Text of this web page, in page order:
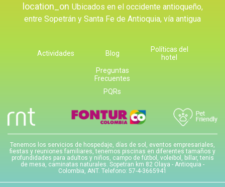
location_on Ubicados en el occidente antioqueño,
entre Sopetrán y Santa Fe de Antioquia, vía antigua
Actividades Blog
Políticas del
hotel
Preguntas
Frecuentes
PQRs
Tenemos los servicios de hospedaje, días de sol, eventos empresariales,
fiestas y reuniones familiares, tenemos piscinas en diferentes tamaños y
profundidades para adultos y niños, campo de fútbol, voleibol, billar, tenis
de mesa, caminatas naturales. Sopetran km 82 Olaya - Antioquia -
Colombia, ANT. Telefono: 57-4-3665941